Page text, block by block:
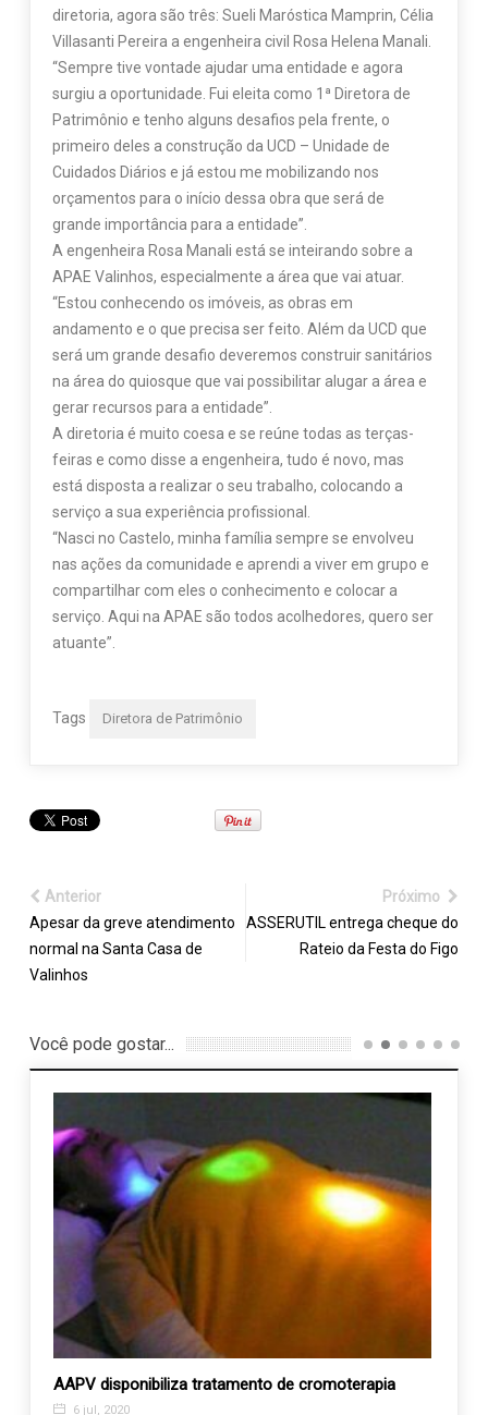
diretoria, agora são três: Sueli Maróstica Mamprin, Célia
Villasanti Pereira a engenheira civil Rosa Helena Manali.
“Sempre tive vontade ajudar uma entidade e agora
surgiu a oportunidade. Fui eleita como 1ª Diretora de
Patrimônio e tenho alguns desafios pela frente, o
primeiro deles a construção da UCD – Unidade de
Cuidados Diários e já estou me mobilizando nos
orçamentos para o início dessa obra que será de
grande importância para a entidade”.
A engenheira Rosa Manali está se inteirando sobre a
APAE Valinhos, especialmente a área que vai atuar.
“Estou conhecendo os imóveis, as obras em
andamento e o que precisa ser feito. Além da UCD que
será um grande desafio deveremos construir sanitários
na área do quiosque que vai possibilitar alugar a área e
gerar recursos para a entidade”.
A diretoria é muito coesa e se reúne todas as terças-
feiras e como disse a engenheira, tudo é novo, mas
está disposta a realizar o seu trabalho, colocando a
serviço a sua experiência profissional.
“Nasci no Castelo, minha família sempre se envolveu
nas ações da comunidade e aprendi a viver em grupo e
compartilhar com eles o conhecimento e colocar a
serviço. Aqui na APAE são todos acolhedores, quero ser
atuante”.
Tags Diretora de Patrimônio
Anterior
Apesar da greve atendimento
normal na Santa Casa de
Valinhos
Próximo
ASSERUTIL entrega cheque do
Rateio da Festa do Figo
Você pode gostar...
AAPV disponibiliza tratamento de cromoterapia
6 jul, 2020